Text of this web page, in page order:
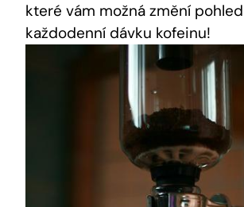
které vám možná změní
každodenní dávku kofeinu!